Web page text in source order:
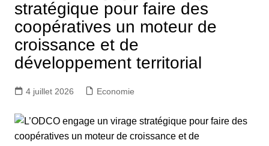
stratégique pour faire des
coopératives un moteur de
croissance et de
développement territorial
4 juillet 2026 Economie